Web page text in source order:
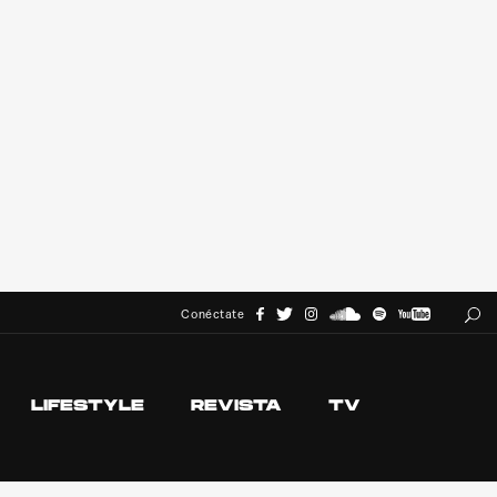
Conéctate
LIFESTYLE REVISTA TV